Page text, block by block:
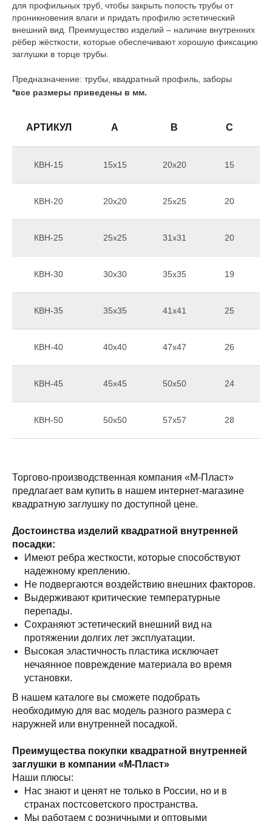
для профильных труб, чтобы закрыть полость трубы от
проникновения влаги и придать профилю эстетический
внешний вид. Преимущество изделий – наличие внутренних
рёбер жёсткости, которые обеспечивают хорошую фиксацию
заглушки в торце трубы.
Предназначение: трубы, квадратный профиль, заборы
*все размеры приведены в мм.
АРТИКУЛ A B C
КВН-15 15x15 20x20 15
КВН-20 20x20 25x25 20
КВН-25 25x25 31x31 20
КВН-30 30x30 35x35 19
КВН-35 35x35 41x41 25
КВН-40 40x40 47x47 26
КВН-45 45x45 50x50 24
КВН-50 50x50 57x57 28
Торгово-производственная компания «М-Пласт»
предлагает вам купить в нашем интернет-магазине
квадратную заглушку по доступной цене.
Достоинства изделий квадратной внутренней
посадки:
Имеют ребра жесткости, которые способствуют
надежному креплению.
Не подвергаются воздействию внешних факторов.
Выдерживают критические температурные
перепады.
Сохраняют эстетический внешний вид на
протяжении долгих лет эксплуатации.
Высокая эластичность пластика исключает
нечаянное повреждение материала во время
установки.
В нашем каталоге вы сможете подобрать
необходимую для вас модель разного размера с
наружней или внутренней посадкой.
Преимущества покупки квадратной внутренней
заглушки в компании «М-Пласт»
Наши плюсы:
Нас знают и ценят не только в России, но и в
странах постсоветского пространства.
Мы работаем с розничными и оптовыми